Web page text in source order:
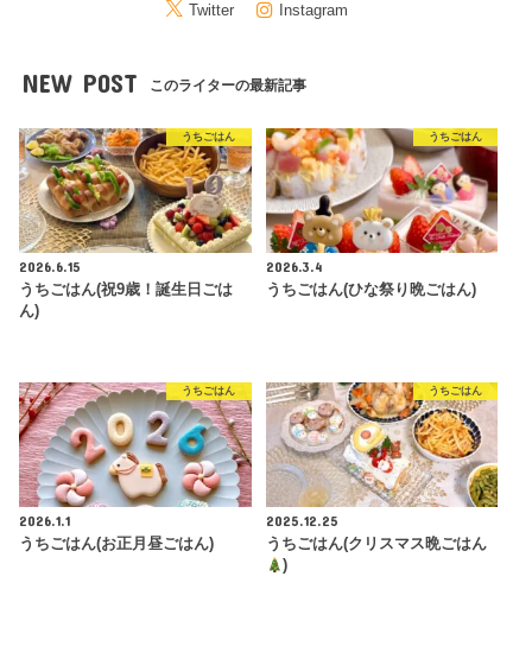
Twitter Instagram
NEW POST このライターの最新記事
うちごはん
2026.6.15
うちごはん(祝9歳！誕生日ごは
ん)
うちごはん
2026.3.4
うちごはん(ひな祭り晩ごはん)
うちごはん
2026.1.1
うちごはん(お正月昼ごはん)
うちごはん
2025.12.25
うちごはん(クリスマス晩ごはん
)